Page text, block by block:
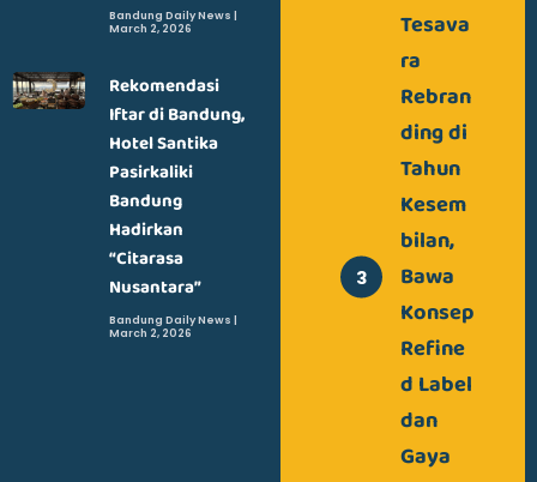
Bandung Daily News
March 2, 2026
Rekomendasi
Iftar di Bandung,
Hotel Santika
Pasirkaliki
Bandung
Hadirkan
“Citarasa
Nusantara”
Bandung Daily News
March 2, 2026
Tesava
ra
Rebran
ding di
Tahun
Kesem
bilan,
Bawa
Konsep
Refine
d Label
dan
Gaya